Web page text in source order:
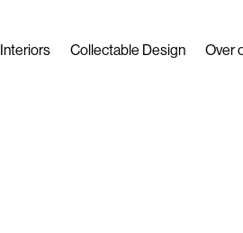
Interiors Collectable Design Over